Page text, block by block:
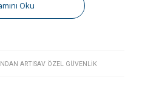
Oku
ARTISAV ÖZEL GÜVENLIK